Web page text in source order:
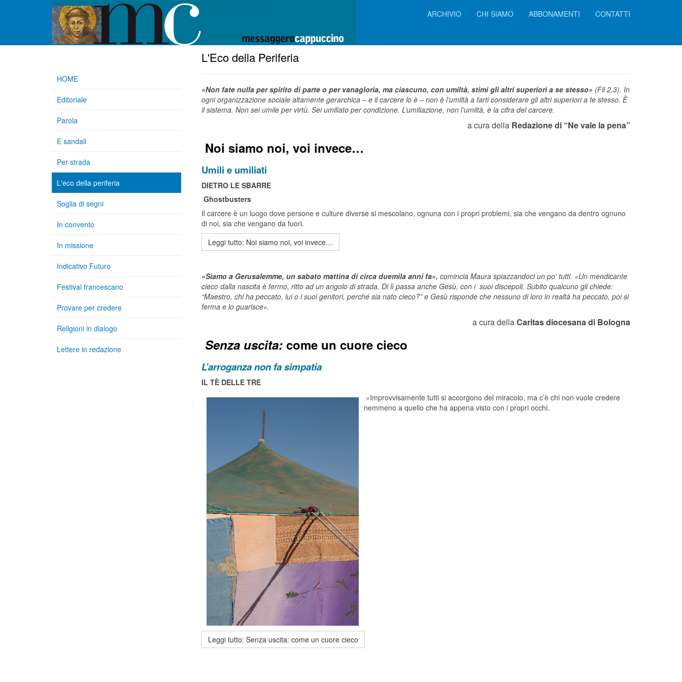
ARCHIVIO CHI SIAMO ABBONAMENTI CONTATTI
L'Eco della Periferia
«Non fate nulla per spirito di parte o per vanagloria, ma ciascuno, con umiltà, stimi gli altri superiori a se stesso» (Fil 2,3). In
ogni organizzazione sociale altamente gerarchica – e il carcere lo è – non è l’umiltà a farti considerare gli altri superiori a te stesso. È
il sistema. Non sei umile per virtù. Sei umiliato per condizione. L’umiliazione, non l’umiltà, è la cifra del carcere.
a cura della Redazione di “Ne vale la pena”
Noi siamo noi, voi invece…
Umili e umiliati
DIETRO LE SBARRE
Ghostbusters
Il carcere è un luogo dove persone e culture diverse si mescolano, ognuna con i propri problemi, sia che vengano da dentro ognuno
di noi, sia che vengano da fuori.
Leggi tutto: Noi siamo noi, voi invece…
«Siamo a Gerusalemme, un sabato mattina di circa duemila anni fa», comincia Maura spiazzandoci un po’ tutti. «Un mendicante
cieco dalla nascita è fermo, ritto ad un angolo di strada. Di lì passa anche Gesù, con i suoi discepoli. Subito qualcuno gli chiede:
“Maestro, chi ha peccato, lui o i suoi genitori, perché sia nato cieco?” e Gesù risponde che nessuno di loro in realtà ha peccato, poi si
ferma e lo guarisce».
a cura dellaCaritas diocesana di Bologna
Senza uscita: come un cuore cieco
L’arroganza non fa simpatia
IL TÈ DELLE TRE
«Improvvisamente tutti si accorgono del miracolo, ma c’è chi non vuole credere
nemmeno a quello che ha appena visto con i propri occhi.
Leggi tutto: Senza uscita: come un cuore cieco
HOME
Editoriale
Parola
E sandali
Per strada
L'eco della periferia
Soglia di segni
In convento
In missione
Indicativo Futuro
Festival francescano
Provare per credere
Religioni in dialogo
Lettere in redazione